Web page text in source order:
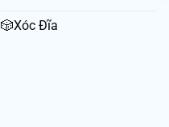
🎲Xóc Đĩa